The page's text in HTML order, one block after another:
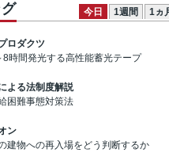
今日 1週間 1ヵ
ロダクツ
8時間発光する高性能蓄光テープ
よる法制度解説
困難事態対策法
ン
建物への再入場をどう判断するか